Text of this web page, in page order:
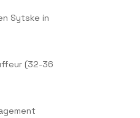
Sytske in
(32-36